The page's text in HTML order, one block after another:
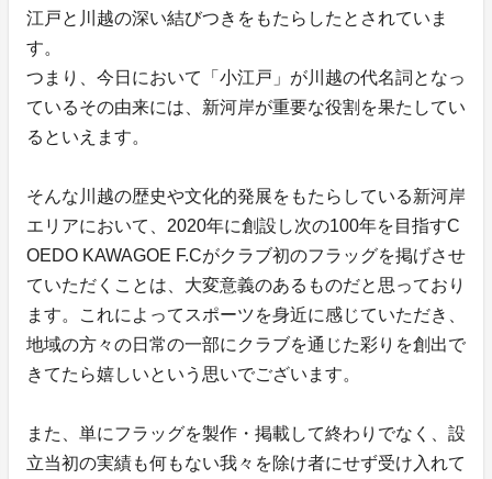
江戸と川越の深い結びつきをもたらしたとされていま
す。
つまり、今日において「小江戸」が川越の代名詞となっ
ているその由来には、新河岸が重要な役割を果たしてい
るといえます。
そんな川越の歴史や文化的発展をもたらしている新河岸
エリアにおいて、2020年に創設し次の100年を目指すC
OEDO KAWAGOE F.Cがクラブ初のフラッグを掲げさせ
ていただくことは、大変意義のあるものだと思っており
ます。これによってスポーツを身近に感じていただき、
地域の方々の日常の一部にクラブを通じた彩りを創出で
きてたら嬉しいという思いでございます。
また、単にフラッグを製作・掲載して終わりでなく、設
立当初の実績も何もない我々を除け者にせず受け入れて